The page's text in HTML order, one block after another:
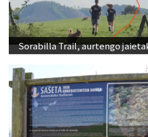
Sorabilla Trail, aurtengo